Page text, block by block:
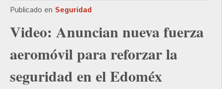
Publicado en Seguridad
Video: Anuncian nueva fuerza
aeromóvil para reforzar la
seguridad en el Edoméx